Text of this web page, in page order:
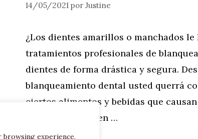
browsing experience,
14/05/2021 por Justine
¿Los dientes amarillos o manchados
tratamientos profesionales de
dientes de forma drástica y segura.
blanqueamiento dental usted querrá
ciertos alimentos y bebidas que
los hábitos pueden …